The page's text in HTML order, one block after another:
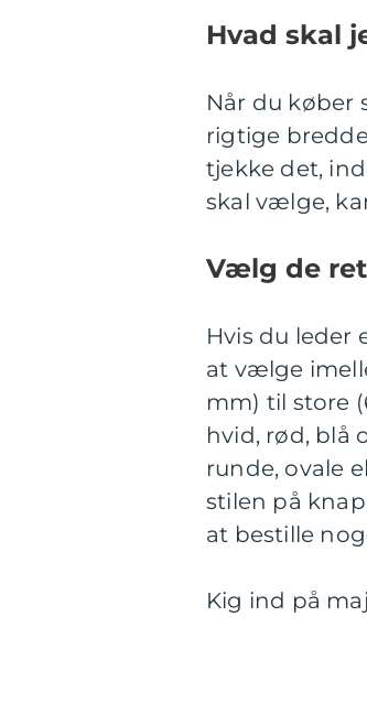
Hvad skal
Når du køber
rigtige
tjekke det,
skal vælge,
Vælg de
Hvis du leder
at vælge
mm) til store
hvid, rød, blå
runde, ovale
stilen på
at bestille
Kig ind på